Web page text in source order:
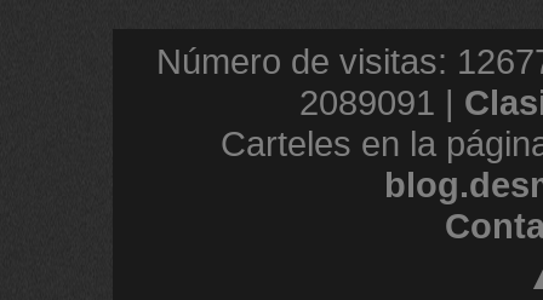
Número de visitas:
2089091 |
Carteles en la